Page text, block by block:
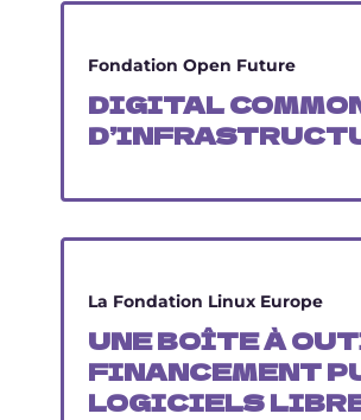
Fondation Open Future
DIGITAL
La Fondation Linux Europe
UNE BOÎTE À
FINANCEMENT
LOGICIELS